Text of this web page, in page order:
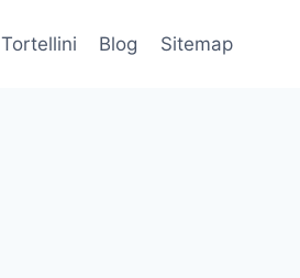
Tortellini Blog Sitemap